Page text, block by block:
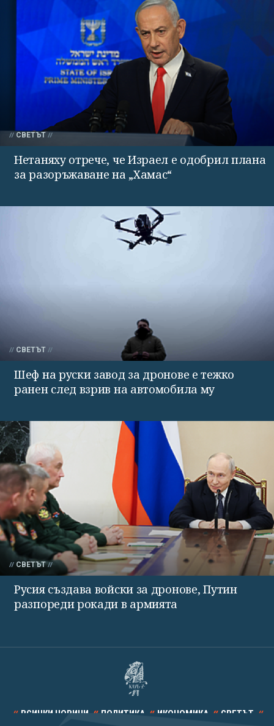
СВЕТЪТ
Нетаняху отрече, че Израел е одобрил плана
за разоръжаване на „Хамас“
СВЕТЪТ
Шеф на руски завод за дронове е тежко
ранен след взрив на автомобила му
СВЕТЪТ
Русия създава войски за дронове, Путин
разпореди рокади в армията
ВСИЧКИ НОВИНИ ПОЛИТИКА ИКОНОМИКА СВЕТЪТ